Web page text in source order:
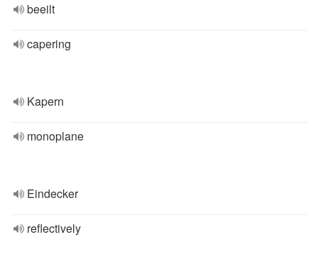
beeilt
capering
Kapern
monoplane
Eindecker
reflectively